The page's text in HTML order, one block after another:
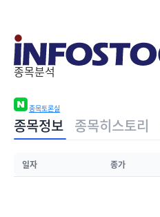
종목분석
종목토론실
종목정보 종목히스토리
일자 종가